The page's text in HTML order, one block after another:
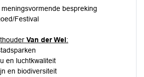
bespreking
Festival
Van der Wel:
en luchtkwaliteit
en biodiversiteit